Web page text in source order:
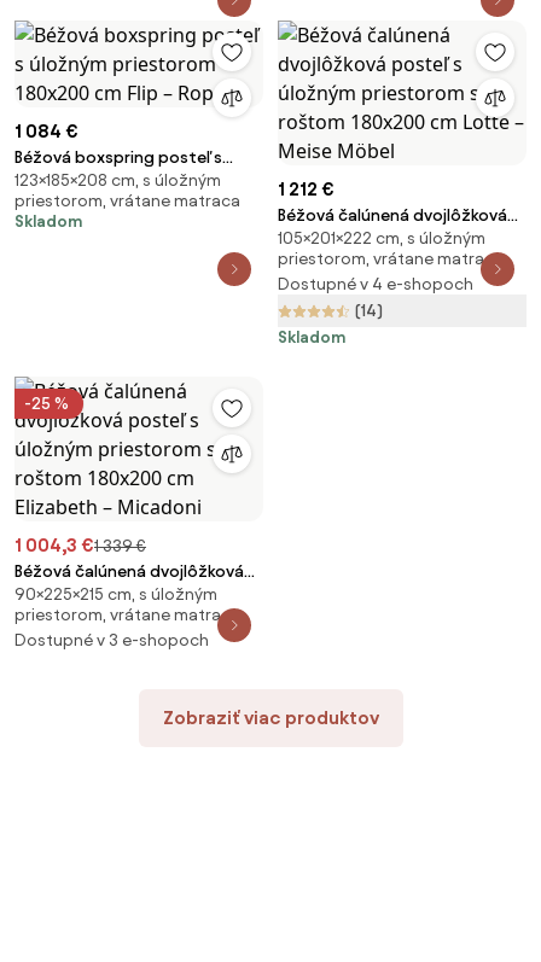
1 084 €
Béžová boxspring posteľ s
úložným priestorom 180x200
cm Flip – Ropez
123×185×208 cm, s úložným
priestorom, vrátane matraca
Skladom
1 212 €
Béžová čalúnená dvojlôžková
posteľ s úložným priestorom s
roštom 180x200 cm Lotte –
Meise Möbel
105×201×222 cm, s úložným
priestorom, vrátane matraca
Dostupné v 4 e-shopoch
(14)
Skladom
-25 %
1 004,3 €1 339 €
Béžová čalúnená dvojlôžková
posteľ s úložným priestorom s
roštom 180x200 cm Elizabeth –
Micadoni
90×225×215 cm, s úložným
priestorom, vrátane matraca
Dostupné v 3 e-shopoch
Zobraziť viac produktov